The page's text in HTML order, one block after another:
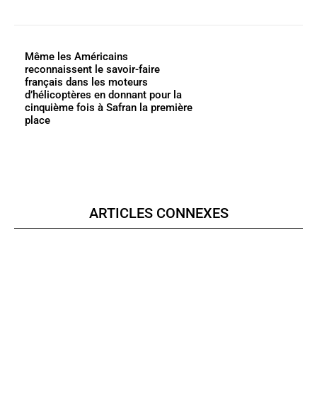
Même les Américains
reconnaissent le savoir-faire
français dans les moteurs
d’hélicoptères en donnant pour la
cinquième fois à Safran la première
place
ARTICLES CONNEXES